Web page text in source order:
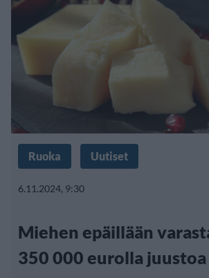
Ruoka Uutiset
6.11.2024, 9:30
Miehen epäillään
350 000 eurolla juustoa